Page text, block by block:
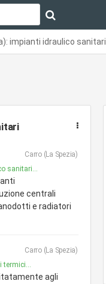
impianti idraulico sanitari
Carro (La Spezia)
sanitari...
centrali
e radiatori
Carro (La Spezia)
termici...
agli